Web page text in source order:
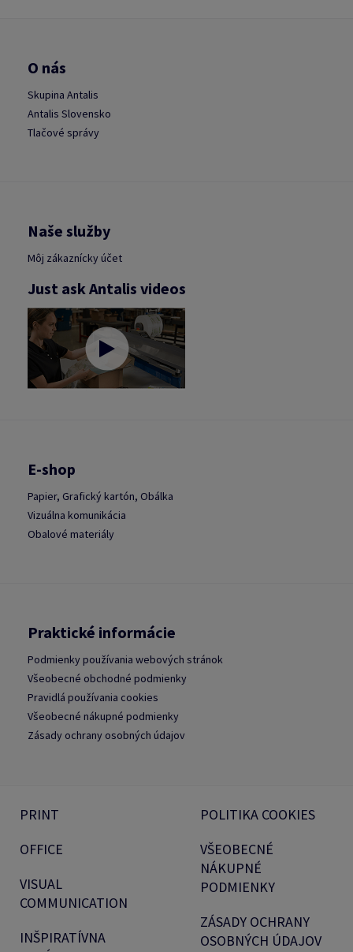
O nás
Skupina Antalis
Antalis Slovensko
Tlačové správy
Naše služby
Môj zákaznícky účet
Just ask Antalis videos
E-shop
Papier, Grafický kartón, Obálka
Vizuálna komunikácia
Obalové materiály
Praktické informácie
Podmienky používania webových stránok
Všeobecné obchodné podmienky
Pravidlá používania cookies
Všeobecné nákupné podmienky
Zásady ochrany osobných údajov
PRINT
OFFICE
VISUAL
COMMUNICATION
INŠPIRATÍVNA
POLITIKA COOKIES
VŠEOBECNÉ
NÁKUPNÉ
PODMIENKY
ZÁSADY OCHRANY
OSOBNÝCH ÚDAJOV